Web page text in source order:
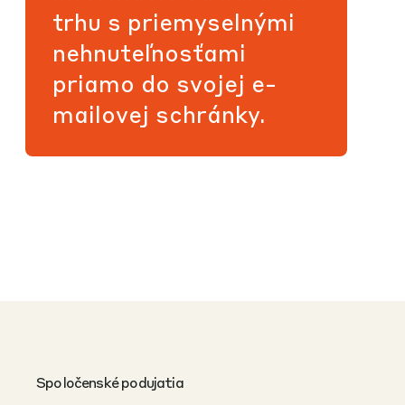
trhu s priemyselnými
nehnuteľnosťami
priamo do svojej e-
mailovej schránky.
Spoločenské podujatia